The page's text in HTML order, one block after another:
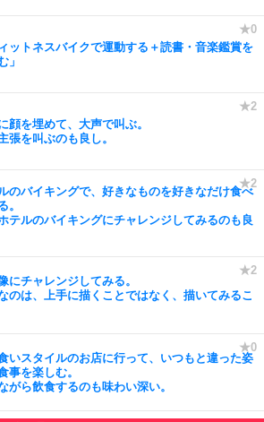
ィットネスバイクで運動する＋読書・音楽鑑賞を
」
顔を埋めて、大声で叫ぶ。
張を叫ぶのも良し。
のバイキングで、好きなものを好きなだけ食べ
。
テルのバイキングにチャレンジしてみるのも良
にチャレンジしてみる。
のは、上手に描くことではなく、描いてみるこ
いスタイルのお店に行って、いつもと違った姿
事を楽しむ。
がら飲食するのも味わい深い。